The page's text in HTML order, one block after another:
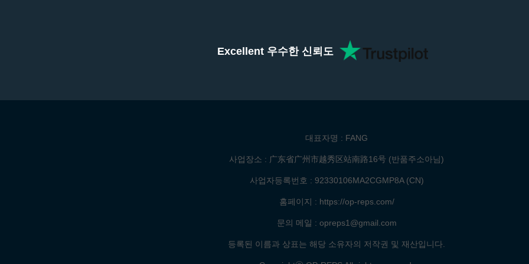
Excellent 우수한 신뢰도
대표자명 : FANG
사업장소 : 广东省广州市越秀区站南路16号 (반품주소아님)
사업자등록번호 : 92330106MA2CGMP8A (CN)
홈페이지 : https://op-reps.com/
문의 메일 : opreps1@gmail.com
등록된 이름과 상표는 해당 소유자의 저작권 및 재산입니다.